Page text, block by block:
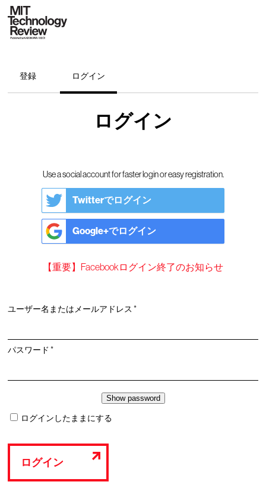
登録 ログイン
ログイン
Use a social account for faster login or easy registration.
Twitterでログイン
Google+でログイン
【重要】Facebookログイン終了のお知らせ
ユーザー名またはメールアドレス*必
パスワード*必
ログインしたままにする
ログイン